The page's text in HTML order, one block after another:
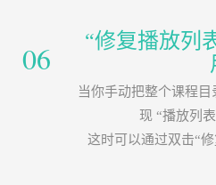
06
“修复播放列
当你手动把整个课程
现 “播放列
这时可以通过双击“